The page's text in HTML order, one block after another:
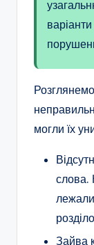
могли їх
слова.
Зайва